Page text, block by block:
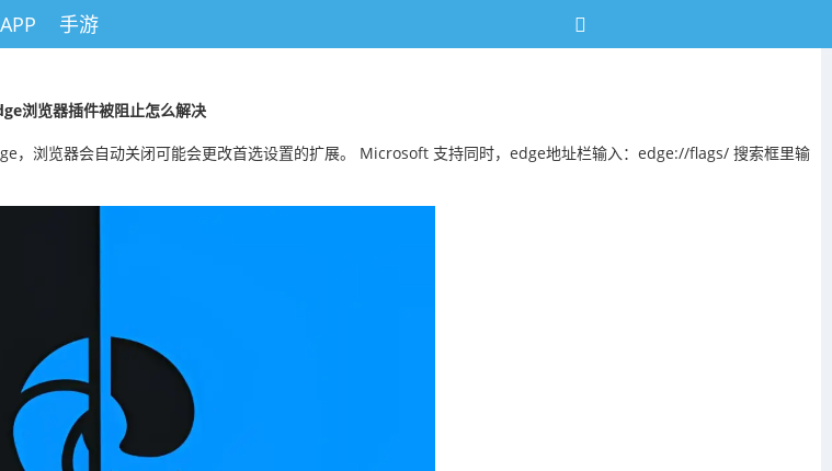
APP 手游
浏览器插件被阻止怎么解决
，浏览器会自动关闭可能会更改首选设置的扩展。 Microsoft 支持同时，edge地址栏输入：edge://flags/ 搜索框里输